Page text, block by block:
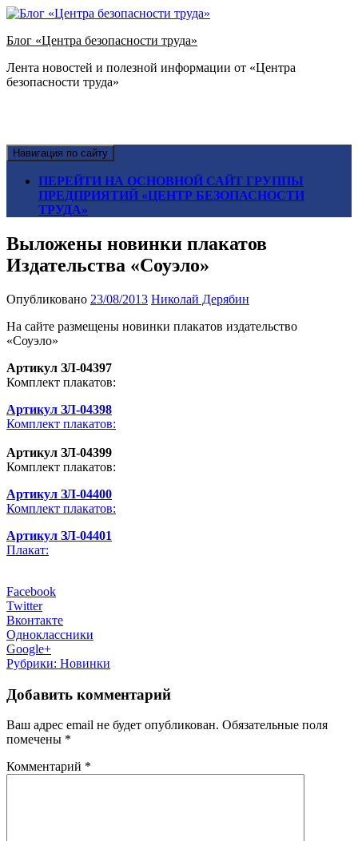
Блог «Центра безопасности труда»
Лента новостей и полезной информации от «Центра
безопасности труда»
Навигация по сайту
ПЕРЕЙТИ НА ОСНОВНОЙ САЙТ ГРУППЫ
ПРЕДПРИЯТИЙ «ЦЕНТР БЕЗОПАСНОСТИ
ТРУДА»
Выложены новинки плакатов
Издательства «Соуэло»
Опубликовано 23/08/2013 Николай Дерябин
На сайте размещены новинки плакатов издательство
«Соуэло»
Артикул ЗЛ-04397
Комплект плакатов:
Артикул ЗЛ-04398
Комплект плакатов:
Артикул ЗЛ-04399
Комплект плакатов:
Артикул ЗЛ-04400
Комплект плакатов:
Артикул ЗЛ-04401
Плакат:
Facebook
Twitter
Вконтакте
Одноклассники
Google+
Рубрики: Новинки
Добавить комментарий
Ваш адрес email не будет опубликован. Обязательные поля
помечены *
Комментарий *